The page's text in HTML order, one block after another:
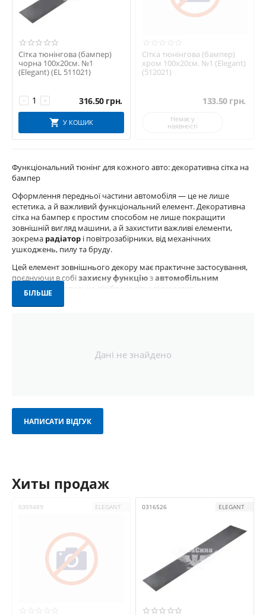
Сітка тюнінгова (бампер)
чорна 100x20см. №1
(Elegant) (EL 511021)
+
− 316.50 грн.
У КОШИК
Сітка тюнінгова (бампер)
хром 100x20см. №1 (Elegant)
(512021)
133.50 грн.
Немає у
наявності
Функціональний тюнінг для кожного авто: декоративна сітка на
бампер
Оформлення передньої частини автомобіля — це не лише
естетика, а й важливий функціональний елемент. Декоративна
сітка на бампер є простим способом не лише покращити
зовнішній вигляд машини, а й захистити важливі елементи,
зокрема радіатор і повітрозабірники, від механічних
ушкоджень, пилу та бруду.
Цей елемент зовнішнього декору має практичне застосування,
поєднуючи в собізахисну функціюзавтомобільним
тюнінгом. Правильно підібрана сітка підкреслить
індивідуальність авто і водночас подовжить термін служби
технічних вузлів.
Захист радіатора від пошкоджень
Покращення вентиляції
Сітка не блокує повітряний потік, натомість рівномірно
Хромована або матова чорна сітка робить вигляд авто
агресивнішим і сучаснішим. Вона чудово доповнює
передню частину кузова.
Наявність декоративної сітки — це спосіб вирізнити свій
автомобіль серед потоку, надати йому спортивного або
преміального вигляду.
Основні види сіток на бампер
БІЛЬШЕ
Дані не знайдено
НАПИСАТИ ВІДГУК
Хиты продаж
0309489 ELEGANT 0316526 ELEGANT